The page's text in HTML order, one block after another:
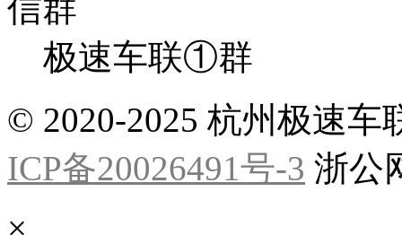
极速车联①群
© 2020-2025 杭州极速
ICP备20026491号-3 浙公